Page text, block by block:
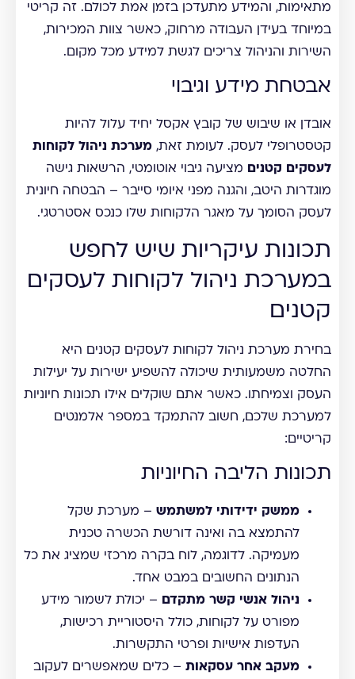
מתאימות, והמידע מתעדכן בזמן אמת לכולם. זה קריטי
במיוחד בעידן העבודה מרחוק, כאשר צוות המכירות,
השירות והניהול צריכים לגשת למידע מכל מקום.
אבטחת מידע וגיבוי
אובדן או שיבוש של קובץ אקסל יחיד עלול להיות
קטסטרופלי לעסק. לעומת זאת, מערכת ניהול לקוחות
לעסקים קטנים מציעה גיבוי אוטומטי, הרשאות גישה
מוגדרות היטב, והגנה מפני איומי סייבר – הבטחה חיונית
לעסק הסומך על מאגר הלקוחות שלו כנכס אסטרטגי.
תכונות עיקריות שיש לחפש
במערכת ניהול לקוחות לעסקים
קטנים
בחירת מערכת ניהול לקוחות לעסקים קטנים היא
החלטה משמעותית שיכולה להשפיע ישירות על יעילות
העסק וצמיחתו. כאשר אתם שוקלים אילו תכונות חיוניות
למערכת שלכם, חשוב להתמקד במספר אלמנטים
קריטיים:
תכונות הליבה החיוניות
ממשק ידידותי למשתמש – מערכת שקל
להתמצא בה ואינה דורשת הכשרה טכנית
מעמיקה. לדוגמה, לוח בקרה מרכזי שמציג את כל
הנתונים החשובים במבט אחד.
ניהול אנשי קשר מתקדם – יכולת לשמור מידע
מפורט על לקוחות, כולל היסטוריית רכישות,
העדפות אישיות ופרטי התקשרות.
מעקב אחר עסקאות – כלים שמאפשרים לעקוב